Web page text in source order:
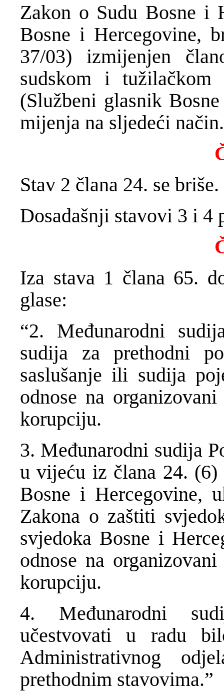
Zakon o Sudu Bosne i
Bosne i Hercegovine,
37/03) izmijenjen
sudskom i
(Službeni glasnik
mijenja na sljedeći način.
Stav 2 člana 24. se briše.
Dosadašnji stavovi 3 i 4
Iza stava 1 člana 65.
glase:
“2. Međunarodni
sudija za prethodni
saslušanje ili sudija
odnose na
korupciju.
3. Međunarodni sudija
u vijeću iz člana 24.
Bosne i Hercegovine,
Zakona o zaštiti
svjedoka Bosne i
odnose na
korupciju.
4. Međunarodni
učestvovati u radu
Administrativnog
prethodnim stavovima.”